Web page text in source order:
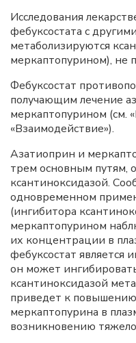
Исследования
фебуксостата с
метаболизируются
меркаптопурином), не
Фебуксостат
получающим лечение
меркаптопурином (см.
«Взаимодействие»).
Азатиоприн и
трем основным путям,
ксантиноксидазой.
одновременном
(ингибитора
меркаптопурином
их концентрации в
фебуксостат является
он может
ксантиноксидазой
приведет к
меркаптопурина в
возникновению